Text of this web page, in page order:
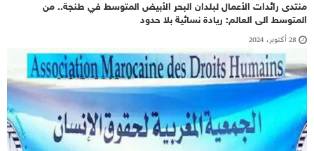
منتدى رائدات الأعمال لبلدان البحر الأبيض المتوسط في طنجة.. من
المتوسط الى العالم: ريادة نسائية بلا حدود
28 أكتوبر، 2024